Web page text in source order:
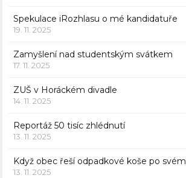
Spekulace iRozhlasu o mé kandidatuře
19. 11. 2025
Zamyšlení nad studentským svátkem
17. 11. 2025
ZUŠ v Horáckém divadle
14. 11. 2025
Reportáž 50 tisíc zhlédnutí
13. 11. 2025
Když obec řeší odpadkové koše po svém
13. 11. 2025